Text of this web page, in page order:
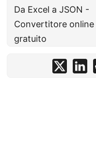
Da Excel a JSON -
Convertitore online
gratuito